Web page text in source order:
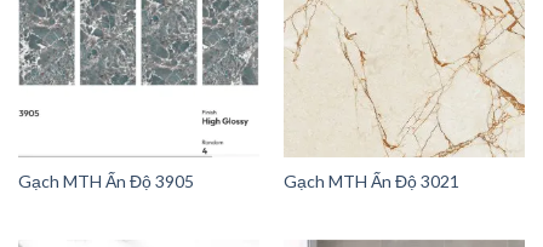
Gạch MTH Ấn Độ 3905 Gạch MTH Ấn Độ 3021